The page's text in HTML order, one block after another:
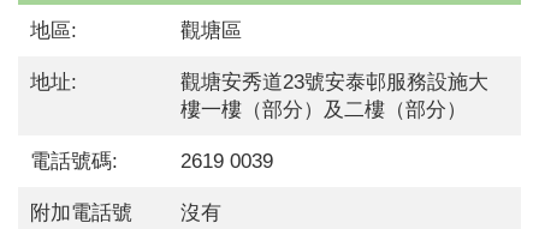
地區: 觀塘區
地址:
觀塘安秀道23號安泰邨服務設施大
樓一樓（部分）及二樓（部分）
電話號碼: 2619 0039
附加電話號
沒有